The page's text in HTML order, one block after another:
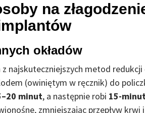
na
okładów
najskuteczniejszych metod redukcji
(owiniętym w ręcznik) do
minut, a następnie robi 15-
zmniejszając przepływ krwi